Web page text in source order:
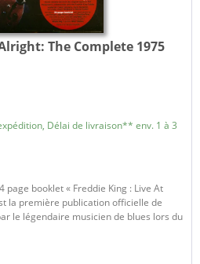
The Complete 1975
Délai de livraison** env. 1 à 3
page booklet « Freddie King : Live At
la première publication officielle de
le légendaire musicien de blues lors du